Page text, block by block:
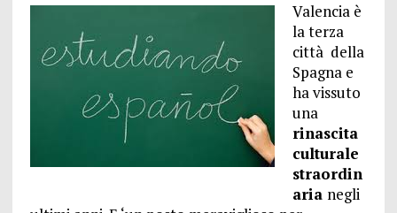
Valencia è
la terza
città della
Spagna e
ha vissuto
una
rinascita
culturale
straordin
aria negli